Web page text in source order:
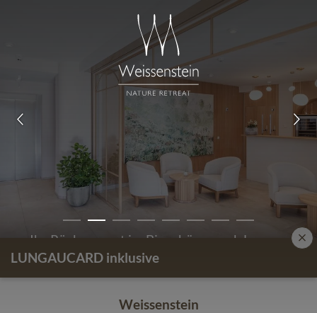
Ihr Rückzugsort im Biosphärenpark Lungau
LUNGAUCARD inklusive
Weissenstein